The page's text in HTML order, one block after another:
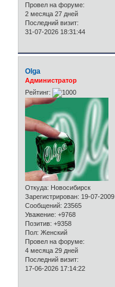
Провел на форуме:
2 месяца 27 дней
Последний визит:
31-07-2026 18:31:44
Olga
Администратор
Рейтинг:
Откуда: Новосибирск
Зарегистрирован: 19-07-2009
Сообщений: 23565
Уважение: +9768
Позитив: +9358
Пол: Женский
Провел на форуме:
4 месяца 29 дней
Последний визит:
17-06-2026 17:14:22